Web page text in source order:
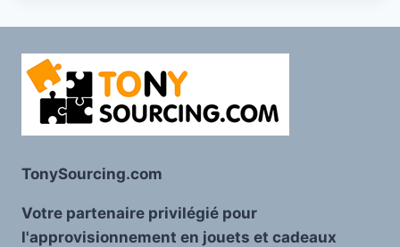
TonySourcing.com
Votre partenaire privilégié pour
l'approvisionnement en jouets et cadeaux